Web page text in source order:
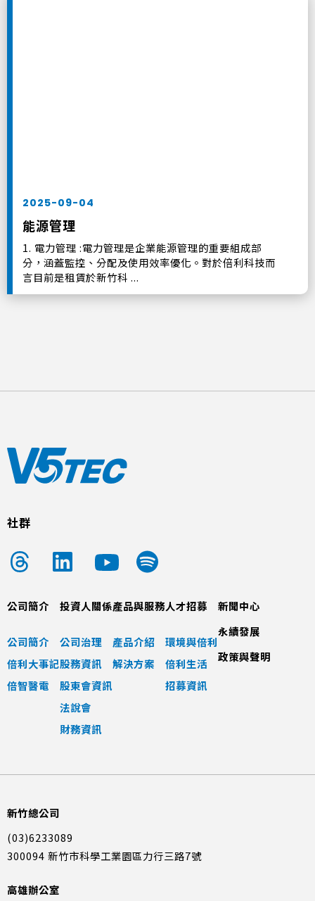
2025-09-04
能源管理
1. 電力管理 :電力管理是企業能源管理的重要組成部
分，涵蓋監控、分配及使用效率優化。對於倍利科技而
言目前是租賃於新竹科 ...
社群
公司簡介
公司簡介
倍利大事記
倍智醫電
投資人關係
公司治理
股務資訊
股東會資訊
法說會
財務資訊
產品與服務
產品介紹
解決方案
人才招募
環境與倍利
倍利生活
招募資訊
新聞中心
永續發展
政策與聲明
新竹總公司
(03)6233089
300094 新竹市科學工業園區力行三路7號
高雄辦公室